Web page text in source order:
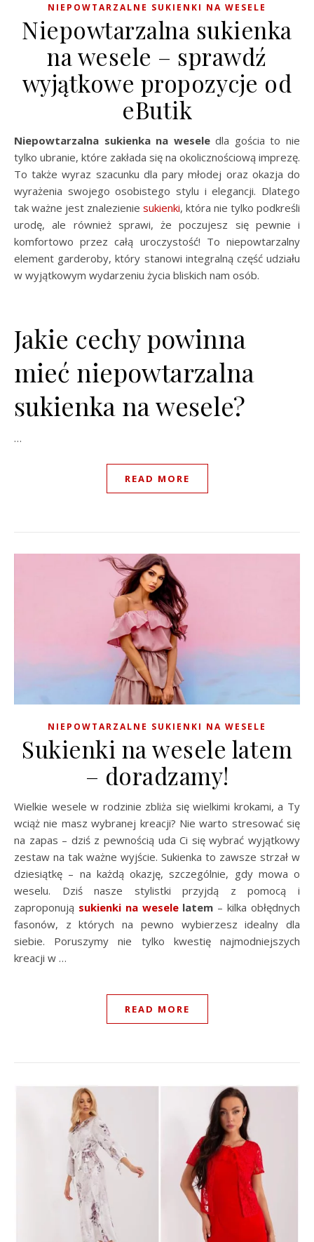
NIEPOWTARZALNE SUKIENKI NA WESELE
Niepowtarzalna sukienka
na wesele – sprawdź
wyjątkowe propozycje od
eButik
Niepowtarzalna sukienka na weseledla gościa to nie
tylko ubranie, które zakłada się na okolicznościową imprezę.
To także wyraz szacunku dla pary młodej oraz okazja do
wyrażenia swojego osobistego stylu i elegancji. Dlatego
tak ważne jest znalezienie sukienki, która nie tylko podkreśli
urodę, ale również sprawi, że poczujesz się pewnie i
komfortowo przez całą uroczystość! To niepowtarzalny
element garderoby, który stanowi integralną część udziału
w wyjątkowym wydarzeniu życia bliskich nam osób.
Jakie cechy powinna
mieć niepowtarzalna
sukienka na wesele?
…
READ MORE
NIEPOWTARZALNE SUKIENKI NA WESELE
Sukienki na wesele latem
– doradzamy!
Wielkie wesele w rodzinie zbliża się wielkimi krokami, a Ty
wciąż nie masz wybranej kreacji? Nie warto stresować się
na zapas – dziś z pewnością uda Ci się wybrać wyjątkowy
zestaw na tak ważne wyjście. Sukienka to zawsze strzał w
dziesiątkę – na każdą okazję, szczególnie, gdy mowa o
weselu. Dziś nasze stylistki przyjdą z pomocą i
zaproponują sukienki na weselelatem – kilka obłędnych
fasonów, z których na pewno wybierzesz idealny dla
siebie. Poruszymy nie tylko kwestię najmodniejszych
kreacji w …
READ MORE